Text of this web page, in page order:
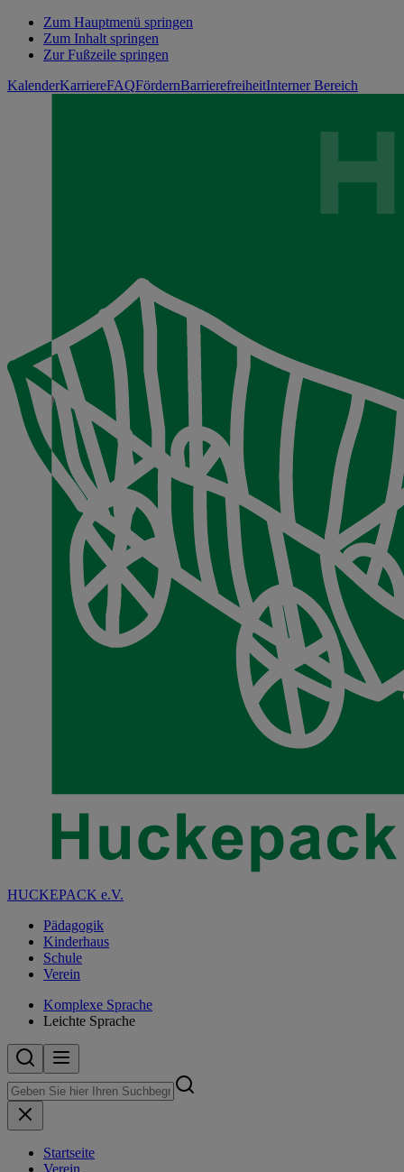
Zum Hauptmenü springen
Zum Inhalt springen
Zur Fußzeile springen
KalenderKarriereFAQFördernBarrierefreiheitInterner Bereich
HUCKEPACK e.V.
Pädagogik
Kinderhaus
Schule
Verein
Komplexe Sprache
Leichte Sprache
Startseite
Verein